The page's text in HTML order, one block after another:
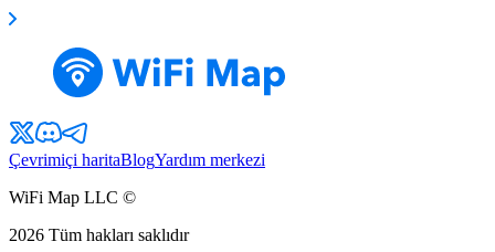
Çevrimiçi haritaBlogYardım merkezi
WiFi Map LLC ©
2026 Tüm hakları saklıdır